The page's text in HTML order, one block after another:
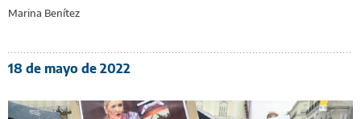
Marina Benítez
18 de mayo de 2022